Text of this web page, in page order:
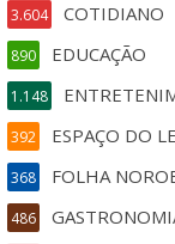
COTIDIANO
3.604
EDUCAÇÃO
890
1.148
ESPAÇO DO
392
FOLHA
368
486